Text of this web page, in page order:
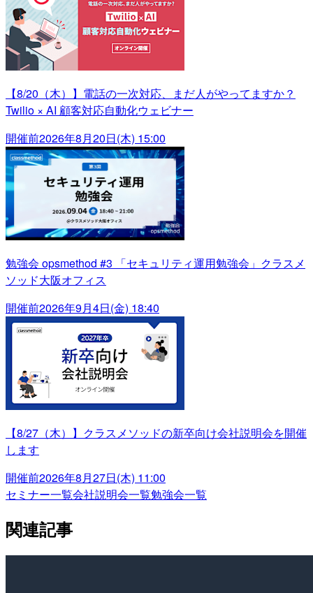
【8/20（木）】電話の一次対応、まだ人がやってますか？
Twilio × AI 顧客対応自動化ウェビナー
開催前2026年8月20日(木) 15:00
勉強会 opsmethod #3 「セキュリティ運用勉強会」クラスメ
ソッド大阪オフィス
開催前2026年9月4日(金) 18:40
【8/27（木）】クラスメソッドの新卒向け会社説明会を開催
します
開催前2026年8月27日(木) 11:00
セミナー一覧会社説明会一覧勉強会一覧
関連記事